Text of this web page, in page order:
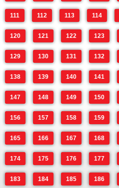
111 112 113 114
120 121 122 123
129 130 131 132
138 139 140 141
147 148 149 150
156 157 158 159
165 166 167 168
174 175 176 177
183 184 185 186